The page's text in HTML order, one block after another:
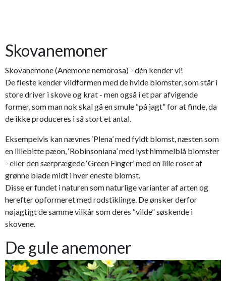
Skovanemoner
Skovanemone (Anemone nemorosa) - dén kender vi!
De fleste kender vildformen med de hvide blomster, som står i
store driver i skove og krat - men også i et par afvigende
former, som man nok skal gå en smule “på jagt” for at finde, da
de ikke produceres i så stort et antal.
Eksempelvis kan nævnes ‘Plena’ med fyldt blomst, næsten som
en lillebitte pæon, ‘Robinsoniana’ med lyst himmelblå blomster
- eller den særprægede ‘Green Finger’ med en lille roset af
grønne blade midt i hver eneste blomst.
Disse er fundet i naturen som naturlige varianter af arten og
herefter opformeret med rodstiklinge. De ønsker derfor
nøjagtigt de samme vilkår som deres “vilde” søskende i
skovene.
De gule anemoner